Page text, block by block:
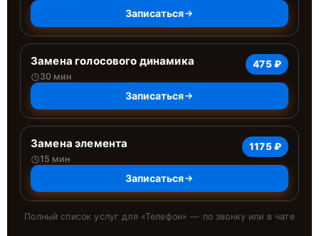
Записаться
Замена голосового динамика
30 мин
475 ₽
Записаться
Замена элемента
15 мин
1175 ₽
Записаться
Полный список услуг для «Телефон» — по звонку или в чате